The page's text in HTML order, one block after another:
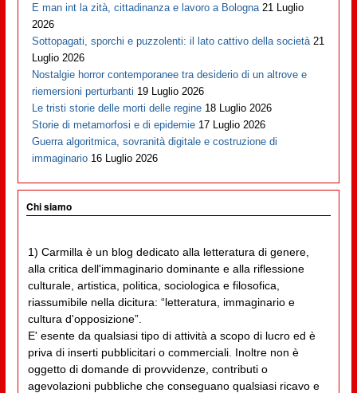
E man int la zità, cittadinanza e lavoro a Bologna 21 Luglio
2026
Sottopagati, sporchi e puzzolenti: il lato cattivo della società 21
Luglio 2026
Nostalgie horror contemporanee tra desiderio di un altrove e
riemersioni perturbanti 19 Luglio 2026
Le tristi storie delle morti delle regine 18 Luglio 2026
Storie di metamorfosi e di epidemie 17 Luglio 2026
Guerra algoritmica, sovranità digitale e costruzione di
immaginario 16 Luglio 2026
Chi siamo
1) Carmilla è un blog dedicato alla letteratura di genere,
alla critica dell'immaginario dominante e alla riflessione
culturale, artistica, politica, sociologica e filosofica,
riassumibile nella dicitura: “letteratura, immaginario e
cultura d'opposizione”.
E' esente da qualsiasi tipo di attività a scopo di lucro ed è
priva di inserti pubblicitari o commerciali. Inoltre non è
oggetto di domande di provvidenze, contributi o
agevolazioni pubbliche che conseguano qualsiasi ricavo e